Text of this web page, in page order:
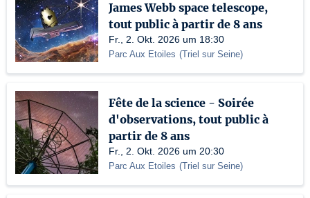
James Webb space telescope,
tout public à partir de 8 ans
Fr., 2. Okt. 2026 um 18:30
Parc Aux Etoiles (Triel sur Seine)
Fête de la science - Soirée
d'observations, tout public à
partir de 8 ans
Fr., 2. Okt. 2026 um 20:30
Parc Aux Etoiles (Triel sur Seine)